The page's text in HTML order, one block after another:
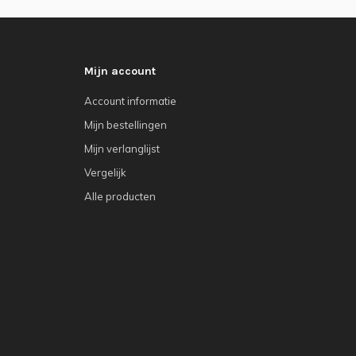
Mijn account
Account informatie
Mijn bestellingen
Mijn verlanglijst
Vergelijk
Alle producten